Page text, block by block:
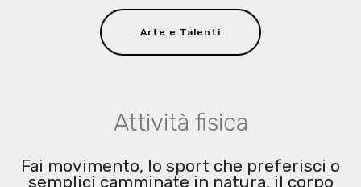
Arte e Talenti
Attività fisica
Fai movimento, lo sport che preferisci o
semplici camminate in natura, il corpo